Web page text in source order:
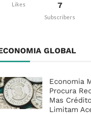
Likes 7
Subscribers
GLOBAL
Economia
Procura
Mas
Limitam